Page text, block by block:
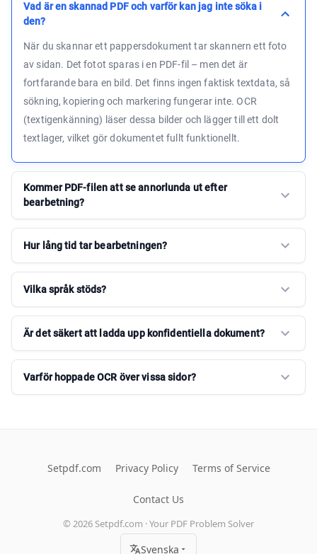
Vad är en skannad PDF och varför kan jag inte söka i
den?
När du skannar ett pappersdokument tar skannern ett foto
av sidan. Det fotot sparas i en PDF-fil – men det är
fortfarande bara en bild. Det finns ingen faktisk textdata, så
sökning, kopiering och markering fungerar inte. OCR
(textigenkänning) läser dessa bilder och lägger till ett dolt
textlager, vilket gör dokumentet fullt funktionellt.
Kommer PDF-filen att se annorlunda ut efter
bearbetning?
Hur lång tid tar bearbetningen?
Vilka språk stöds?
Är det säkert att ladda upp konfidentiella dokument?
Varför hoppade OCR över vissa sidor?
Setpdf.com Privacy Policy Terms of Service
Contact Us
© 2026 Setpdf.com · Your PDF Problem Solver
Svenska